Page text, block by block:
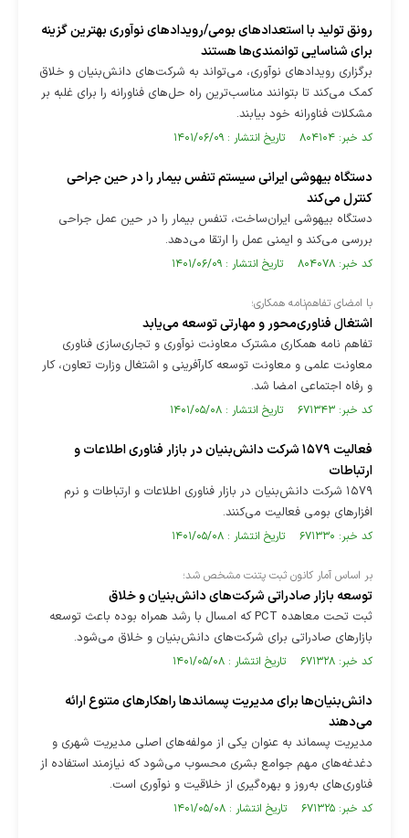
رونق تولید با استعداد‌های بومی/رویداد‌های نوآوری بهترین گزینه
برای شناسایی توانمندی‌ها هستند
برگزاری رویداد‌های نوآوری، می‌تواند به شرکت‌های دانش‌بنیان و خلاق
کمک می‌کند تا بتوانند مناسب‌ترین راه حل‌های فناورانه را برای غلبه بر
مشکلات فناورانه خود بیابند.
کد خبر: ۸۰۴۱۰۴ تاریخ انتشار : ۱۴۰۱/۰۶/۰۹
دستگاه بیهوشی ایرانی سیستم تنفس بیمار را در حین جراحی
کنترل می‌کند
دستگاه بیهوشی ایران‌ساخت، تنفس بیمار را در حین عمل جراحی
بررسی می‌کند و ایمنی عمل را ارتقا می‌دهد.
کد خبر: ۸۰۴۰۷۸ تاریخ انتشار : ۱۴۰۱/۰۶/۰۹
با امضای تفاهم‌نامه همکاری؛
اشتغال فناوری‌محور و مهارتی توسعه می‌یابد
تفاهم نامه همکاری مشترک معاونت نوآوری و تجاری‌سازی فناوری
معاونت علمی و معاونت توسعه کارآفرینی و اشتغال وزارت تعاون، کار
و رفاه اجتماعی امضا شد.
کد خبر: ۶۷۱۳۴۳ تاریخ انتشار : ۱۴۰۱/۰۵/۰۸
فعالیت ۱۵۷۹ شرکت دانش‌بنیان در بازار فناوری اطلاعات و
ارتباطات
۱۵۷۹ شرکت دانش‌بنیان در بازار فناوری اطلاعات و ارتباطات و نرم
افزارهای بومی فعالیت می‌کنند.
کد خبر: ۶۷۱۳۳۰ تاریخ انتشار : ۱۴۰۱/۰۵/۰۸
بر اساس آمار کانون ثبت پتنت مشخص شد؛
توسعه بازار صادراتی شرکت‌های دانش‌بنیان و خلاق
ثبت تحت معاهده PCT که امسال با رشد همراه بوده باعث توسعه
بازارهای صادراتی برای شرکت‌های دانش‌بنیان و خلاق می‌شود.
کد خبر: ۶۷۱۳۲۸ تاریخ انتشار : ۱۴۰۱/۰۵/۰۸
دانش‌بنیان‌ها برای مدیریت پسماندها راهکارهای متنوع ارائه
می‌دهند
مدیریت پسماند به عنوان یکی از مولفه‌های اصلی مدیریت شهری و
دغدغه‌های مهم جوامع بشری محسوب می‌شود که نیازمند استفاده از
فناوری‌های به‌روز و بهره‌گیری از خلاقیت و نوآوری است.
کد خبر: ۶۷۱۳۲۵ تاریخ انتشار : ۱۴۰۱/۰۵/۰۸